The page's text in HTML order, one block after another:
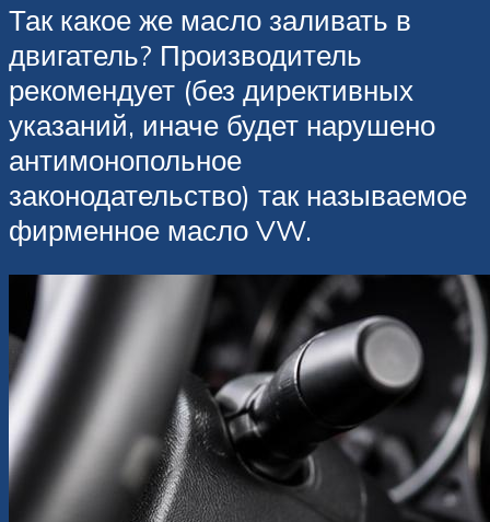
Так какое же масло заливать в
двигатель? Производитель
рекомендует (без директивных
указаний, иначе будет нарушено
антимонопольное
законодательство) так называемое
фирменное масло VW.